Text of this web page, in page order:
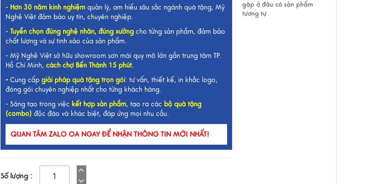
- Hơn 30 năm kinh nghiệm quản lý, am hiểu sâu sắc ngành quà tặng, Mỹ
Nghệ Việt đảm bảo uy tín, chuyên nghiệp.
-Tuyển chọn đúng nghệ nhân, đúng xưởng cho từng sản phẩm, đảm bảo
chất lượng và sự tinh xảo của sản phẩm.
- Mỹ Nghệ Việt sở hữu showroom sơn mài quy mô lớn gần trung tâm TP.
Hồ Chí Minh,cách chợ Bến Thành 15 phút.
-Cung cấpgiải pháp quà tặng trọn gói: tư vấn, thiết kế, in khắc logo,
đóng gói chuyên nghiệp nhất cho từng khách hàng.
- Sáng tạo trong việc kết hợp sản phẩm, tạo ra các bộ quà tặng
(combo) độc đáo và khác biệt, đáp ứng mọi nhu cầu.
QUAN TÂM ZALO OA NGAY ĐỂ NHẬN THÔNG TIN MỚI NHẤT!
Số lượng :
gặp ở đâu có sản phẩm
tương tự